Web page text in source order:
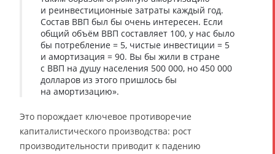
и реинвестиционные затраты каждый год.
Состав ВВП был бы очень интересен. Если
общий объём ВВП составляет 100, у нас было
бы потребление = 5, чистые инвестиции = 5
и амортизация = 90. Вы бы жили в стране
с ВВП на душу населения 500 000, но 450 000
долларов из этого пришлось бы
на амортизацию».
Это порождает ключевое противоречие
капиталистического производства: рост
производительности приводит к падению